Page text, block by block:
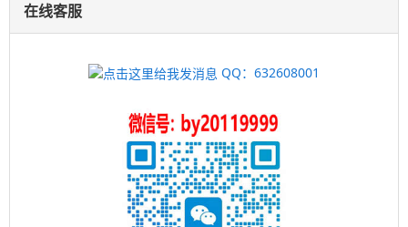
在线客服
QQ：632608001